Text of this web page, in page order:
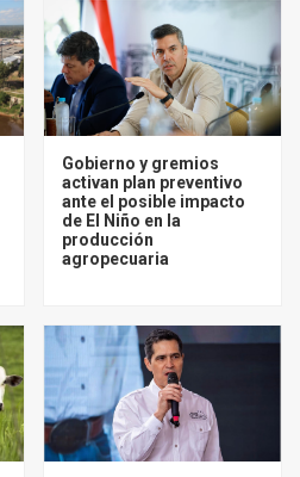
Gobierno y gremios
activan plan preventivo
ante el posible impacto
de El Niño en la
producción
agropecuaria